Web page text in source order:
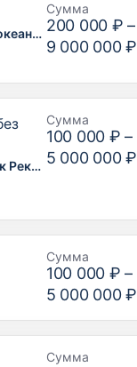
Азиатско-Тихоокеанский Банк
Сумма
200 000 ₽ –
9 000 000 ₽
Уральский Банк Реконструкции и Развития
Сумма
100 000 ₽ –
5 000 000 ₽
Сумма
100 000 ₽ –
5 000 000 ₽
Сумма